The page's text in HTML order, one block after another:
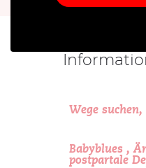
Wege
Babyblues ,
postpartale